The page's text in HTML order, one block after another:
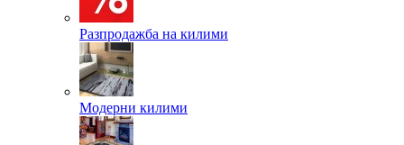
Разпродажба на килими
Модерни килими